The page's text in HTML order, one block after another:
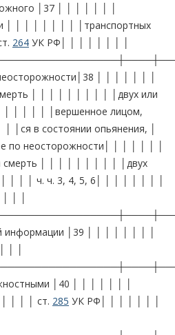
│37 │ │ │ │ │ │ │
│ │ │ │ │ │ │ │ │транспортных
264 УК РФ│ │ │ │ │ │ │ │
│ │ │ │ │ │ │
│ │ │ │ │ │ │ │ │ │двух или
│ │ │ │ │ │вершенное лицом,
│ся в состоянии опьянения, │
по неосторожности│ │ │ │ │ │ │
смерть │ │ │ │ │ │ │ │ │ │двух
│ │ │ ч. ч. 3, 4, 5, 6│ │ │ │ │ │ │ │
│ │
информации │39 │ │ │ │ │ │ │ │
│ │
│40 │ │ │ │ │ │ │
│ │ │ ст. 285 УК РФ│ │ │ │ │ │ │